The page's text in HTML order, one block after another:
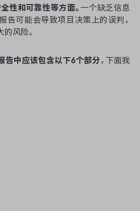
性和可靠性等方面。一个缺乏信息
告可能会导致项目决策上的误判，
风险。
告中应该包含以下6个部分，下面我